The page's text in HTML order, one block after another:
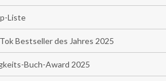
Liste
Bestseller des Jahres 2025
Buch-Award 2025